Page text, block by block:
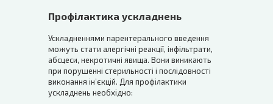
Профілактика ускладнень
Ускладненнями парентерального введення
можуть стати алергічні реакції, інфільтрати,
абсцеси, некротичні явища. Вони виникають
при порушенні стерильності і послідовності
виконання ін’єкцій. Для профілактики
ускладнень необхідно: